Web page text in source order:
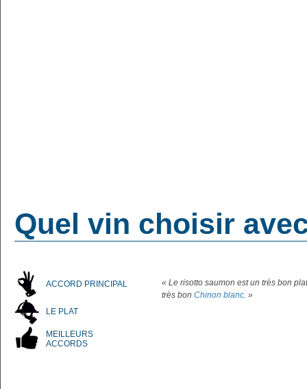
Quel vin choisir
ACCORD PRINCIPAL
LE PLAT
MEILLEURS
ACCORDS
« Le risotto saumon est un très bon
très bon Chinon blanc. »